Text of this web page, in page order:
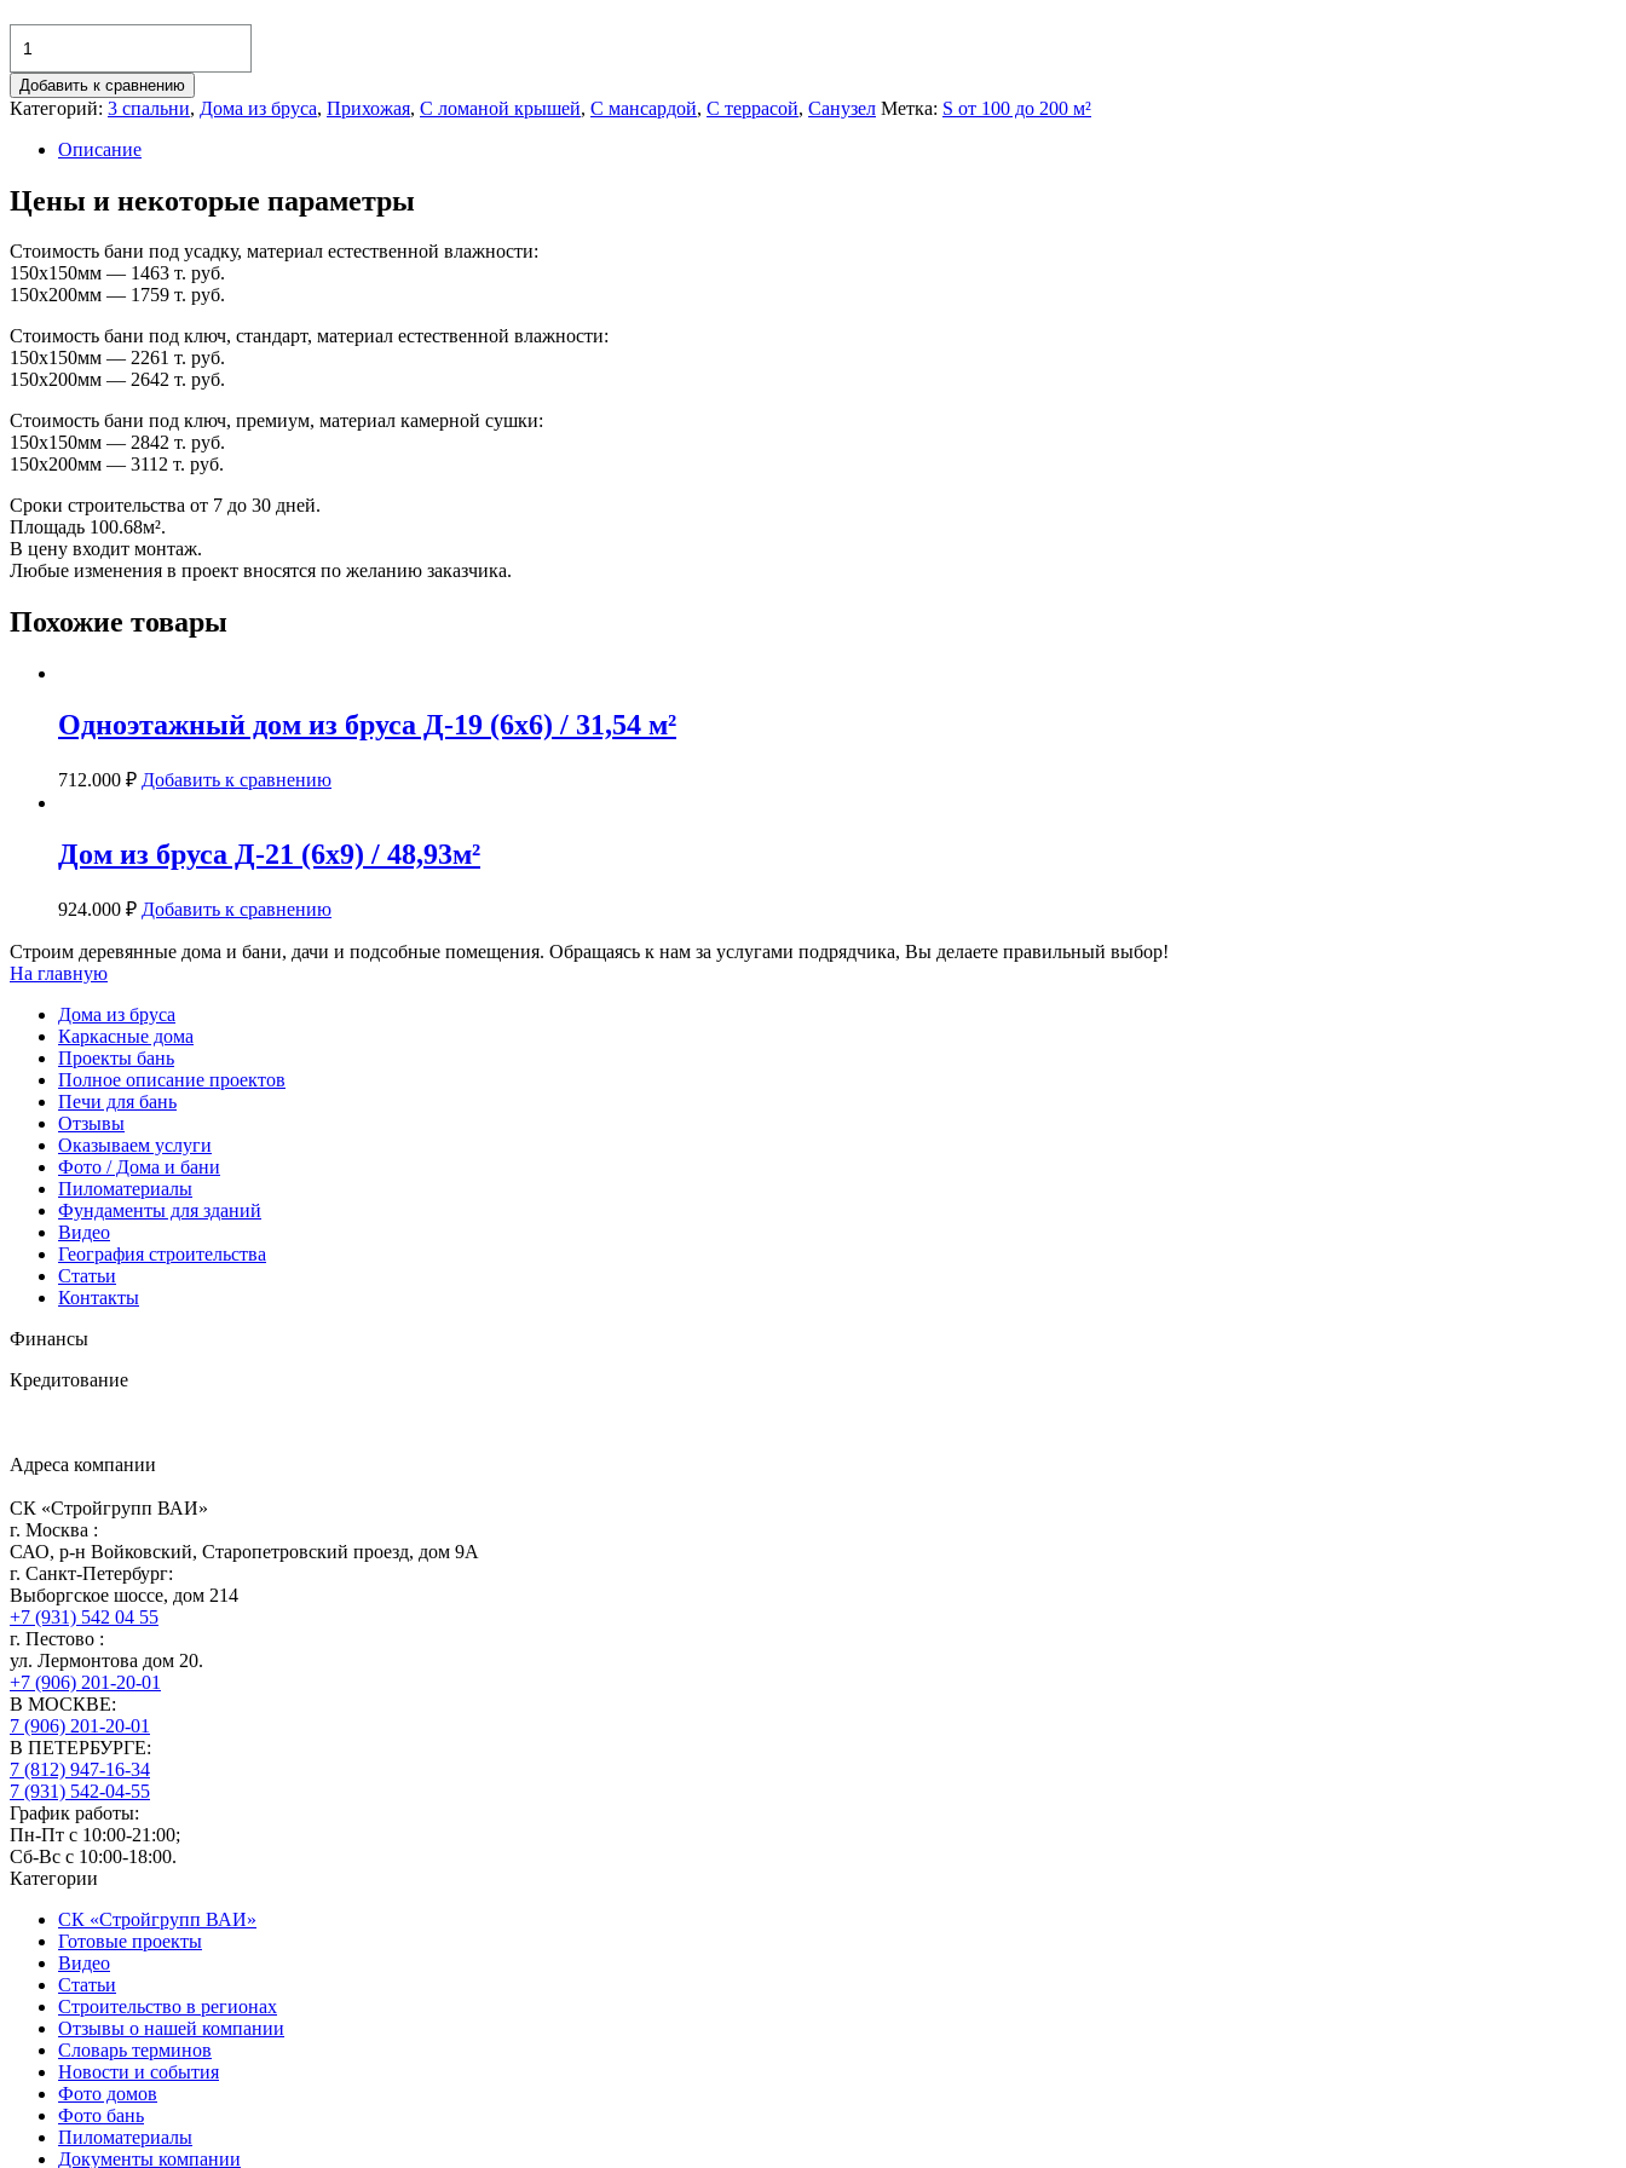
товара
Дом
из
бруса
100.68м²
Добавить к сравнению
Категорий: 3 спальни, Дома из бруса, Прихожая, С ломаной крышей, С мансардой, С террасой, Санузел Метка: S от 100 до 200 м²
Описание
Цены и некоторые параметры
Стоимость бани под усадку, материал естественной влажности:
150х150мм — 1463 т. руб.
150х200мм — 1759 т. руб.
Стоимость бани под ключ, стандарт, материал естественной влажности:
150х150мм — 2261 т. руб.
150х200мм — 2642 т. руб.
Стоимость бани под ключ, премиум, материал камерной сушки:
150х150мм — 2842 т. руб.
150х200мм — 3112 т. руб.
Сроки строительства от 7 до 30 дней.
Площадь 100.68м².
В цену входит монтаж.
Любые изменения в проект вносятся по желанию заказчика.
Похожие товары
Одноэтажный дом из бруса Д-19 (6х6) / 31,54 м²
712.000 ₽ Добавить к сравнению
Дом из бруса Д-21 (6х9) / 48,93м²
924.000 ₽ Добавить к сравнению
Строим деревянные дома и бани, дачи и подсобные помещения. Обращаясь к нам за услугами подрядчика, Вы делаете правильный выбор!
На главную
Дома из бруса
Каркасные дома
Проекты бань
Полное описание проектов
Печи для бань
Отзывы
Оказываем услуги
Фото / Дома и бани
Пиломатериалы
Фундаменты для зданий
Видео
География строительства
Статьи
Контакты
Финансы
Кредитование
Адреса компании
СК «Стройгрупп ВАИ»
г. Москва :
САО, р-н Войковский, Старопетровский проезд, дом 9А
г. Санкт-Петербург:
Выборгское шоссе, дом 214
+7 (931) 542 04 55
г. Пестово :
ул. Лермонтова дом 20.
+7 (906) 201-20-01
В МОСКВЕ:
7 (906) 201-20-01
В ПЕТЕРБУРГЕ:
7 (812) 947-16-34
7 (931) 542-04-55
График работы:
Пн-Пт с 10:00-21:00;
Сб-Вс с 10:00-18:00.
Категории
СК «Стройгрупп ВАИ»
Готовые проекты
Видео
Статьи
Строительство в регионах
Отзывы о нашей компании
Словарь терминов
Новости и события
Фото домов
Фото бань
Пиломатериалы
Документы компании